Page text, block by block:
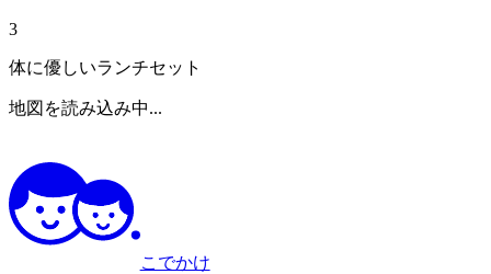
3
体に優しいランチセット
地図を読み込み中...
こでかけ